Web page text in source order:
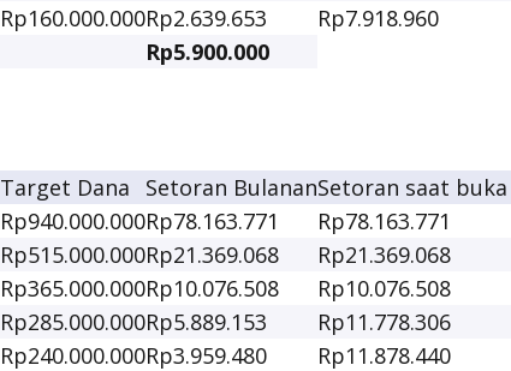
Rp160.000.000Rp2.639.653 Rp7.918.960
Rp5.900.000
Target Dana Setoran BulananSetoran saat
Rp940.000.000Rp78.163.771 Rp78.163.771
Rp515.000.000Rp21.369.068 Rp21.369.068
Rp365.000.000Rp10.076.508 Rp10.076.508
Rp285.000.000Rp5.889.153 Rp11.778.306
Rp240.000.000Rp3.959.480 Rp11.878.440